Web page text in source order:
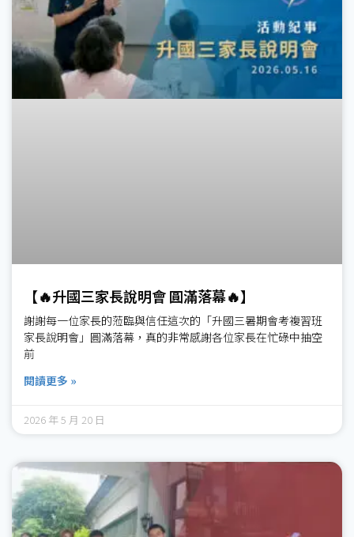
【🔥升國三家長說明會 圓滿落幕🔥】
謝謝每一位家長的蒞臨與信任這次的「升國三暑期會考複習班
家長說明會」圓滿落幕，真的非常感謝各位家長在忙碌中抽空
前
閱讀更多 »
2026 年 5 月 20 日